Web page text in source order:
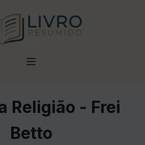
Religião - Frei
Betto